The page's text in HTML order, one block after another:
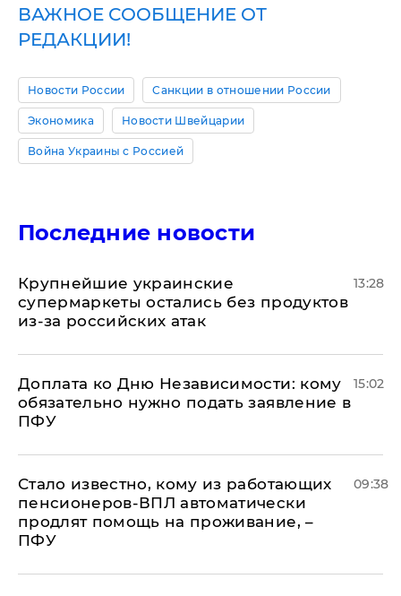
ВАЖНОЕ СООБЩЕНИЕ ОТ
РЕДАКЦИИ!
Новости России Санкции в отношении России
Экономика Новости Швейцарии
Война Украины с Россией
Последние новости
Крупнейшие украинские
супермаркеты остались без продуктов
из-за российских атак
13:28
Доплата ко Дню Независимости: кому
обязательно нужно подать заявление в
ПФУ
15:02
Стало известно, кому из работающих
пенсионеров-ВПЛ автоматически
продлят помощь на проживание, –
ПФУ
09:38